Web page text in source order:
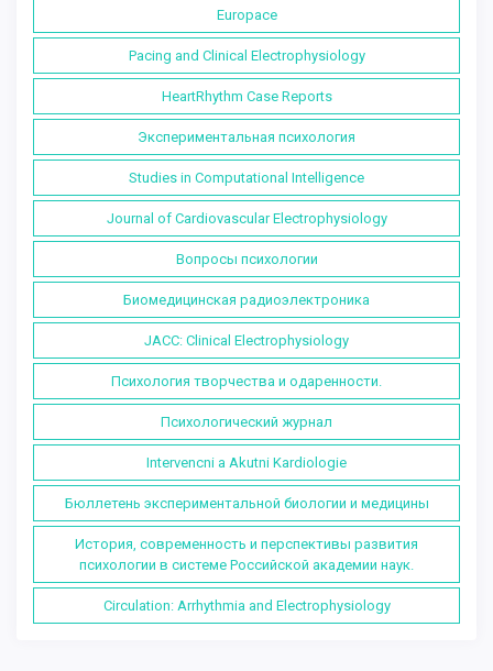
Europace
Pacing and Clinical Electrophysiology
HeartRhythm Case Reports
Экспериментальная психология
Studies in Computational Intelligence
Journal of Cardiovascular Electrophysiology
Вопросы психологии
Биомедицинская радиоэлектроника
JACC: Clinical Electrophysiology
Психология творчества и одаренности.
Психологический журнал
Intervencni a Akutni Kardiologie
Бюллетень экспериментальной биологии и медицины
История, современность и перспективы развития
психологии в системе Российской академии наук.
Circulation: Arrhythmia and Electrophysiology